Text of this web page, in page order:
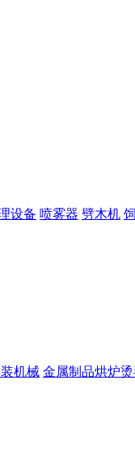
设备 喷雾器 劈木机
机械 金属制品烘炉